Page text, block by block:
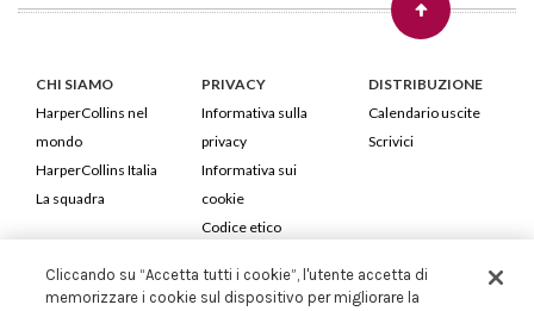
CHI SIAMO
HarperCollins nel
mondo
HarperCollins Italia
La squadra
PRIVACY
Informativa sulla
privacy
Informativa sui
cookie
Codice etico
DISTRIBUZIONE
Calendario uscite
Scrivici
HarperCollins Italia S.p.A. Viale Monte Nero, 84 - 20135 Milano
Cliccando su “Accetta tutti i cookie”, l'utente accetta di
memorizzare i cookie sul dispositivo per migliorare la